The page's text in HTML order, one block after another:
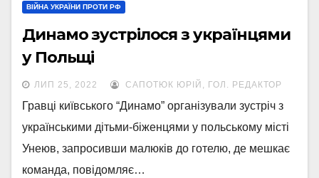
ВІЙНА УКРАЇНИ ПРОТИ РФ
Динамо зустрілося з українцями
у Польщі
ЛИП 25, 2022 САПОТЮК ЮРІЙ, ГОЛ. РЕДАКТОР
Гравці київського “Динамо” організували зустріч з
українськими дітьми-біженцями у польському місті
Унеюв, запросивши малюків до готелю, де мешкає
команда, повідомляє…